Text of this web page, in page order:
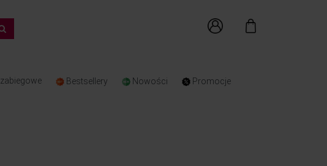
Bestsellery Nowości Promocje